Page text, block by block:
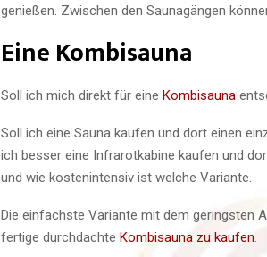
genießen. Zwischen den Saunagängen
Eine Kombisauna
Soll ich mich direkt für eine Kombisauna
Soll ich eine Sauna kaufen und dort einen
ich besser eine Infrarotkabine kaufen und
und wie kostenintensiv ist welche Variante.
Die einfachste Variante mit dem geringsten
fertige durchdachte Kombisauna zu kaufen